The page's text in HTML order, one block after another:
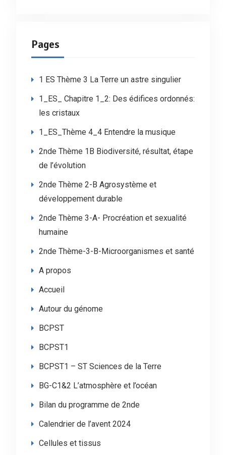
Pages
1 ES Thème 3 La Terre un astre singulier
1_ES_ Chapitre 1_2: Des édifices ordonnés:
les cristaux
1_ES_Thème 4_4 Entendre la musique
2nde Thème 1B Biodiversité, résultat, étape
de l’évolution
2nde Thème 2-B Agrosystème et
développement durable
2nde Thème 3-A- Procréation et sexualité
humaine
2nde Thème-3-B-Microorganismes et santé
A propos
Accueil
Autour du génome
BCPST
BCPST1
BCPST1 – ST Sciences de la Terre
BG-C1&2 L’atmosphère et l’océan
Bilan du programme de 2nde
Calendrier de l’avent 2024
Cellules et tissus